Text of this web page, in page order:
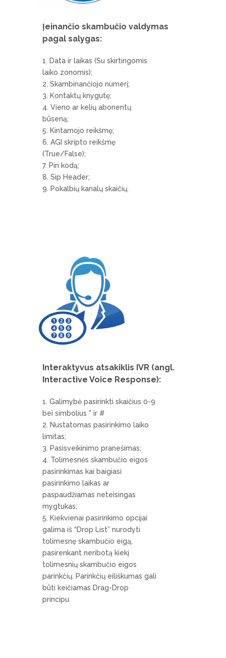
Įeinančio skambučio valdymas
pagal salygas:
Data ir laikas (Su skirtingomis
laiko zonomis);
Skambinančiojo numerį;
Kontaktų knygutę;
Vieno ar kelių abonentų
būseną;
Kintamojo reikšmę;
AGI skripto reikšmę
(True/False);
Pin kodą;
Sip Header;
Pokalbių kanalų skaičių.
Interaktyvus atsakiklis IVR (angl.
Interactive Voice Response):
Galimybė pasirinkti skaičius 0-9
bei simbolius * ir #
Nustatomas pasirinkimo laiko
limitas;
Pasisveikinimo pranešimas;
Tolimesnės skambučio eigos
pasirinkimas kai baigiasi
pasirinkimo laikas ar
paspaudžiamas neteisingas
mygtukas;
Kiekvienai pasirinkimo opcijai
galima iš “Drop List” nurodyti
tolimesnę skambučio eigą,
pasirenkant neribotą kiekį
tolimesnių skambučio eigos
parinkčių. Parinkčių eiliškumas gali
būti keičiamas Drag-Drop
principu.